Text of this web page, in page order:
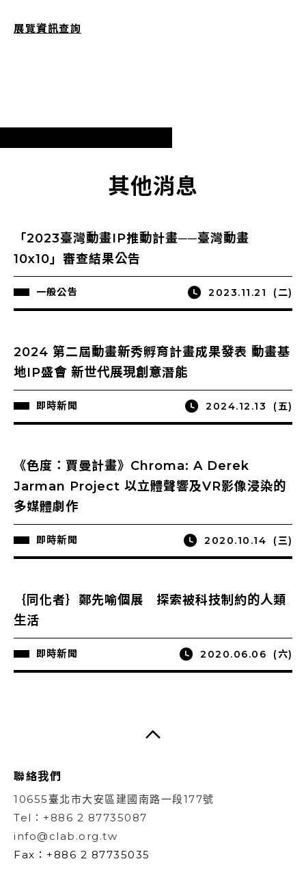
展覽資訊查詢
其他消息
「2023臺灣動畫IP推動計畫──臺灣動畫
10x10」審查結果公告
一般公告 2023.11.21 (二)
2024 第二屆動畫新秀孵育計畫成果發表 動畫基
地IP盛會 新世代展現創意潛能
即時新聞 2024.12.13 (五)
《色度：賈曼計畫》Chroma: A Derek
Jarman Project 以立體聲響及VR影像浸染的
多媒體劇作
即時新聞 2020.10.14 (三)
｛同化者｝鄭先喻個展 探索被科技制約的人類
生活
即時新聞 2020.06.06 (六)
聯絡我們
10655臺北市大安區建國南路一段177號
Tel：+886 2 87735087
info@clab.org.tw
Fax：+886 2 87735035